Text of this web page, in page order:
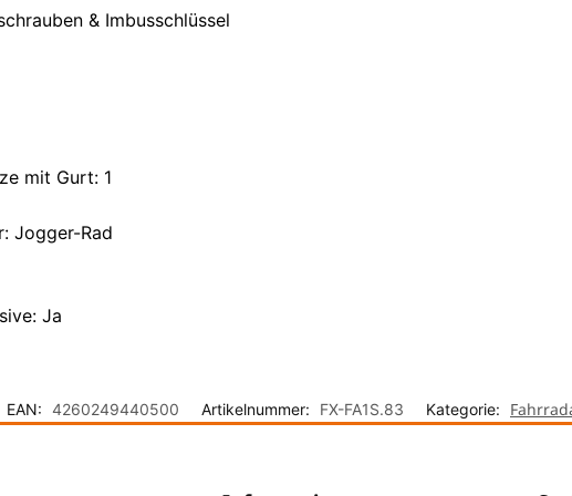
& Imbusschlüssel
mit Gurt: 1
Jogger-Rad
Ja
EAN: 4260249440500 Artikelnummer: FX-FA1S.83 Kategorie: